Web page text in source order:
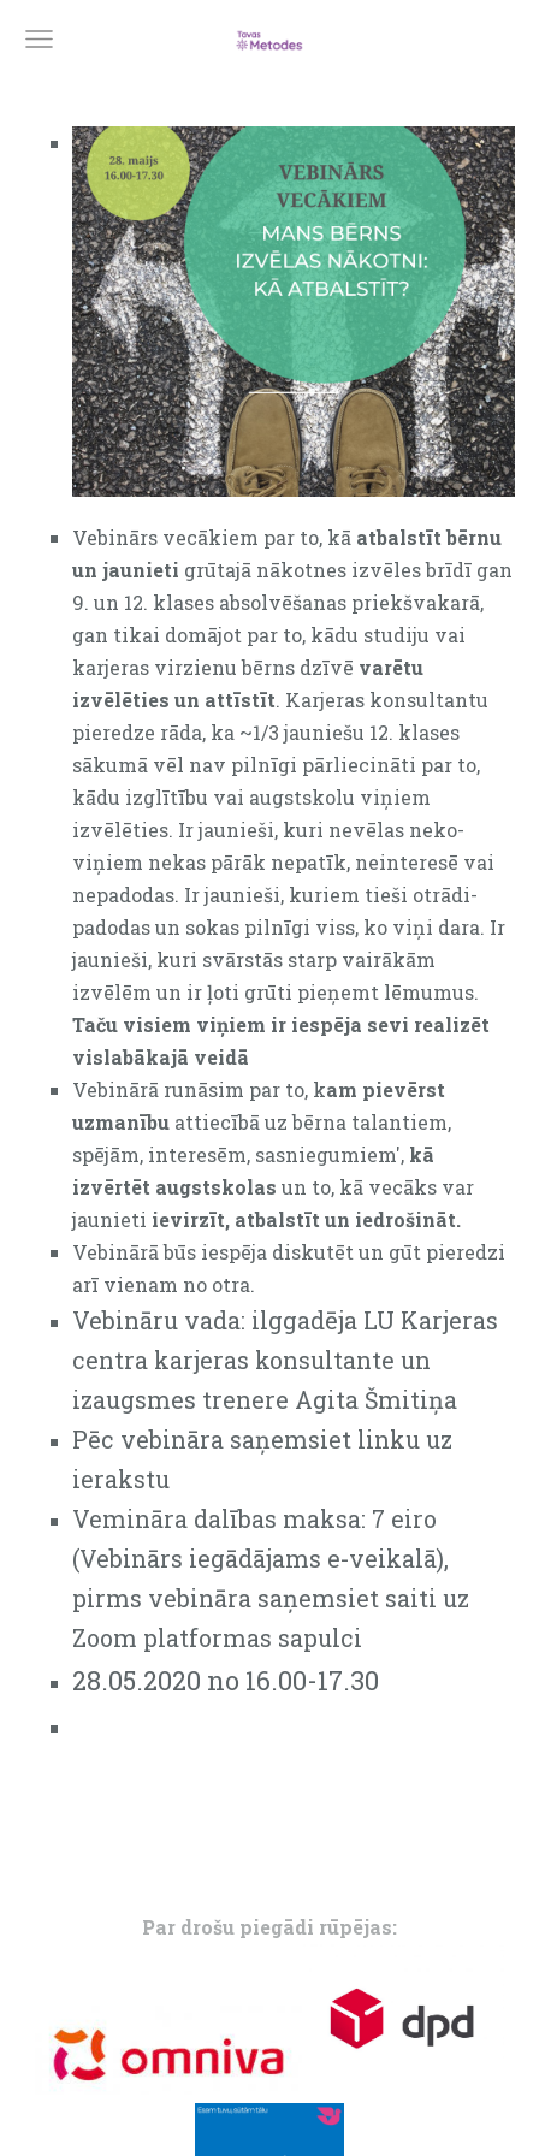
Vebinārs vecākiem par to, kā atbalstīt bērnu
un jaunieti grūtajā nākotnes izvēles brīdī gan
9. un 12. klases absolvēšanas priekšvakarā,
gan tikai domājot par to, kādu studiju vai
karjeras virzienu bērns dzīvē varētu
izvēlēties un attīstīt. Karjeras konsultantu
pieredze rāda, ka ~1/3 jauniešu 12. klases
sākumā vēl nav pilnīgi pārliecināti par to,
kādu izglītību vai augstskolu viņiem
izvēlēties. Ir jaunieši, kuri nevēlas neko-
viņiem nekas pārāk nepatīk, neinteresē vai
nepadodas. Ir jaunieši, kuriem tieši otrādi-
padodas un sokas pilnīgi viss, ko viņi dara. Ir
jaunieši, kuri svārstās starp vairākām
izvēlēm un ir ļoti grūti pieņemt lēmumus.
Taču visiem viņiem ir iespēja sevi realizēt
vislabākajā veidā
Vebinārā runāsim par to, kam pievērst
uzmanību attiecībā uz bērna talantiem,
spējām, interesēm, sasniegumiem', kā
izvērtēt augstskolas un to, kā vecāks var
jaunieti ievirzīt, atbalstīt un iedrošināt.
Vebinārā būs iespēja diskutēt un gūt pieredzi
arī vienam no otra.
Vebināru vada: ilggadēja LU Karjeras
centra karjeras konsultante un
izaugsmes trenere Agita Šmitiņa
Pēc vebināra saņemsiet linku uz
ierakstu
Vemināra dalības maksa: 7 eiro
(Vebinārs iegādājams e-veikalā),
pirms vebināra saņemsiet saiti uz
Zoom platformas sapulci
28.05.2020 no 16.00-17.30
Par drošu piegādi rūpējas: